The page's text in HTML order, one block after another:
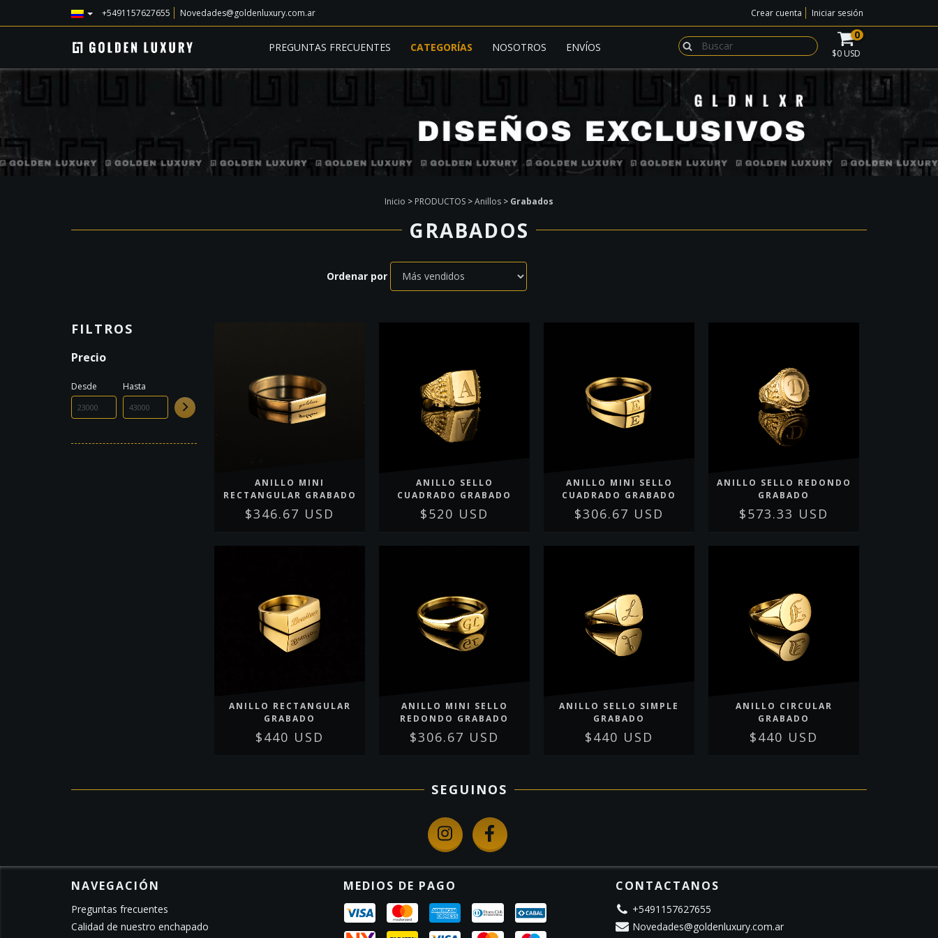
+5491157627655 Novedades@goldenluxury.com.ar Crear cuenta Iniciar sesión
PREGUNTAS FRECUENTES CATEGORÍAS NOSOTROS ENVÍOS
0
$0 USD
Inicio > PRODUCTOS >Anillos > Grabados
GRABADOS
Ordenar por
FILTROS
Precio
Desde Hasta
ANILLO MINI
RECTANGULAR GRABADO
$346.67 USD
ANILLO SELLO
CUADRADO GRABADO
$520 USD
ANILLO MINI SELLO
CUADRADO GRABADO
$306.67 USD
ANILLO SELLO REDONDO
GRABADO
$573.33 USD
ANILLO RECTANGULAR
GRABADO
$440 USD
ANILLO MINI SELLO
REDONDO GRABADO
$306.67 USD
ANILLO SELLO SIMPLE
GRABADO
$440 USD
ANILLO CIRCULAR
GRABADO
$440 USD
SEGUINOS
NAVEGACIÓN
Preguntas frecuentes
Calidad de nuestro enchapado
MEDIOS DE PAGO CONTACTANOS
+5491157627655
Novedades@goldenluxury.com.ar